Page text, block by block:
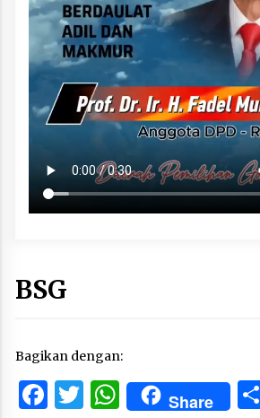
BSG
Bagikan dengan:
Facebook
Twitter
WhatsApp
Share